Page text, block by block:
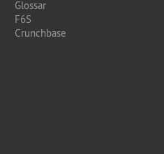
Glossar
F6S
Crunchbase